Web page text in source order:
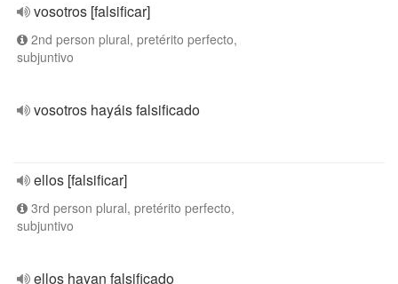
vosotros [falsificar]
2nd person plural, pretérito perfecto,
subjuntivo
vosotros hayáis falsificado
ellos [falsificar]
3rd person plural, pretérito perfecto,
subjuntivo
ellos hayan falsificado